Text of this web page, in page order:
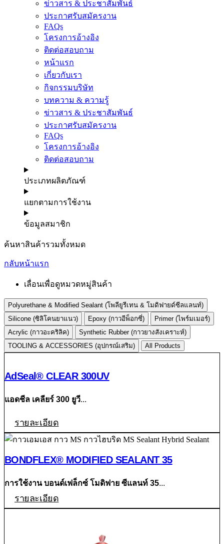
ข่าวสาร & ประชาสัมพันธ์
ประกาศรับสมัครงาน
FAQs
โครงการอ้างอิง
ติดต่อสอบถาม
หน้าแรก
เกี่ยวกับเรา
กิจกรรมบริษัท
บทความ & ความรู้
ข่าวสาร & ประชาสัมพันธ์
ประกาศรับสมัครงาน
FAQs
โครงการอ้างอิง
ติดต่อสอบถาม
ประเภทผลิตภัณฑ์
แยกตามการใช้งาน
ข้อมูลสมาชิก
ค้นหาสินค้ารวมทั้งหมด
กลับหน้าแรก
เลื่อนเพื่อดูหมวดหมู่สินค้า
Polyurethane & Modified Sealant (โพลียูรีเทน & โมดิฟายด์ซีลแลนท์)
Silicone (ซิลิโคนยาแนว)
Epoxy (กาวอีพ็อกซี่)
Primer (ไพร์มเมอร์)
Acrylic (กาวอะคริลิค)
Synthetic Rubber (กาวยางสังเคราะห์)
TOOLING & ACCESSORIES (อุปกรณ์เสริม)
All Products
AdSeal® CLEAR 300UV
แอดชีล เคลียร์ 300 ยูวี...
รายละเอียด
BONDFLEX® MODIFIED SEALANT 35
การใช้งาน บอนด์เฟล็กซ์ โมดิฟาย ซีแลนท์ 35...
รายละเอียด